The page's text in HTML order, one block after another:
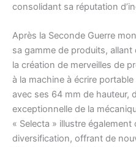
consolidant sa réputation
Après la Seconde Guerre
sa gamme de produits,
la création de merveilles de
à la machine à écrire
avec ses 64 mm de hauteur,
exceptionnelle de la
« Selecta » illustre
diversification, offrant de